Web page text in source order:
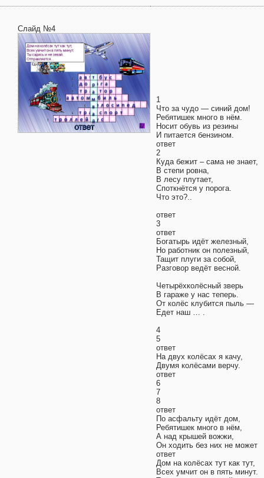
Слайд №4
1
Что за чудо — синий дом!
Ребятишек много в нём.
Носит обувь из резины
И питается бензином.
ответ
2
Куда бежит – сама не знает,
В степи ровна,
В лесу плутает,
Споткнётся у порога.
Что это?..
ответ
3
ответ
Богатырь идёт железный,
Но работник он полезный,
Тащит плуги за собой,
Разговор ведёт весной.
Четырёхколёсный зверь
В гараже у нас теперь.
От колёс клубится пыль —
Едет наш … .
4
5
ответ
На двух колёсах я качу,
Двумя колёсами верчу.
ответ
6
7
8
ответ
По асфальту идёт дом,
Ребятишек много в нём,
А над крышей вожжи,
Он ходить без них не может
ответ
Дом на колёсах тут как тут,
Всех умчит он в пять минут.